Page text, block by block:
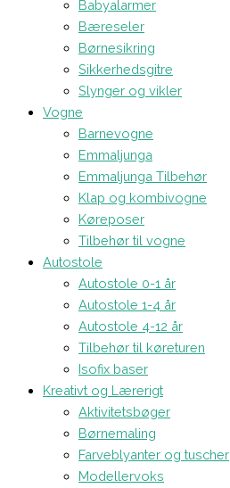
Babyalarmer
Bæreseler
Børnesikring
Sikkerhedsgitre
Slynger og vikler
Vogne
Barnevogne
Emmaljunga
Emmaljunga Tilbehør
Klap og kombivogne
Køreposer
Tilbehør til vogne
Autostole
Autostole 0-1 år
Autostole 1-4 år
Autostole 4-12 år
Tilbehør til køreturen
Isofix baser
Kreativt og Lærerigt
Aktivitetsbøger
Børnemaling
Farveblyanter og tuscher
Modellervoks